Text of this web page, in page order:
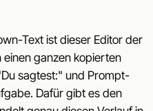
Text ist dieser Editor der
ganzen kopierten
sagtest:" und Prompt-
Dafür gibt es den